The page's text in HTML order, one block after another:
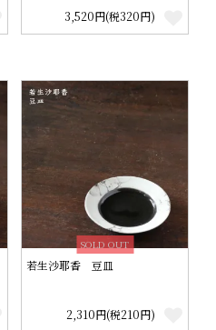
3,520円(税320円)
SOLD OUT
若生沙耶香 豆皿
2,310円(税210円)